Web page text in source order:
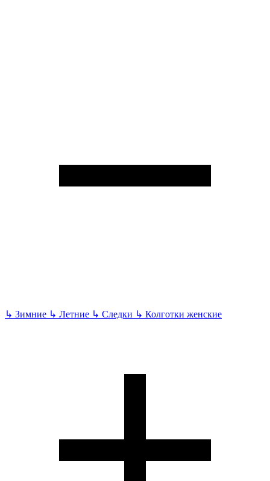
↳ Зимние ↳ Летние ↳ Следки ↳ Колготки женские